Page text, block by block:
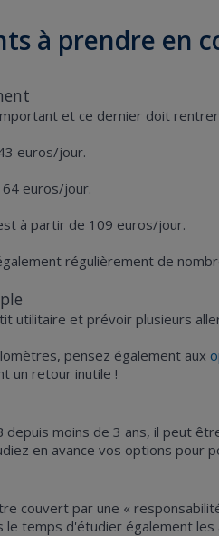
à prendre en
et ce dernier doit
euros/jour.
euros/jour.
à partir de 109 euros/jour.
régulièrement de
utilitaire et prévoir plusieurs
pensez également aux
un retour inutile !
moins de 3 ans, il peut
en avance vos options pour
couvert par une «
temps d'étudier également